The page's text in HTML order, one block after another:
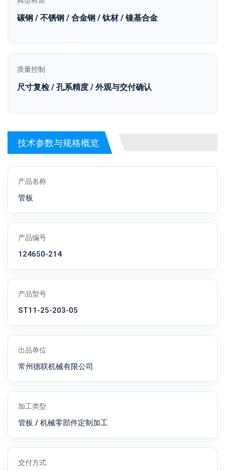
碳钢 / 不锈钢 / 合金钢 / 钛材 / 镍基合金
质量控制
尺寸复检 / 孔系精度 / 外观与交付确认
技术参数与规格概览
产品名称
管板
产品编号
124650-214
产品型号
ST11-25-203-05
出品单位
常州德联机械有限公司
加工类型
管板 / 机械零部件定制加工
交付方式